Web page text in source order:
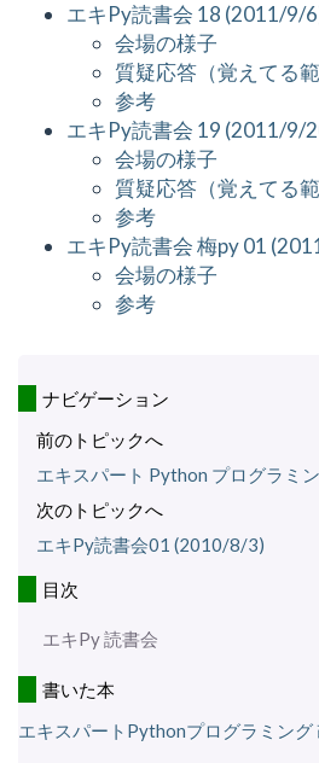
エキPy読書会 18 (2011/9/
会場の様子
質疑応答（覚えてる範
参考
エキPy読書会 19 (2011/9/
会場の様子
質疑応答（覚えてる範
参考
エキPy読書会 梅py 01
会場の様子
参考
ナビゲーション
前のトピックへ
エキスパート Python プログラミ
次のトピックへ
エキPy読書会01 (2010/8/3)
目次
エキPy 読書会
書いた本
エキスパートPythonプログラミング